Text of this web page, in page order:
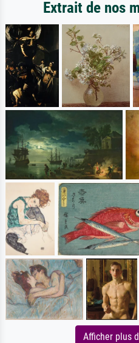
Extrait de nos
Afficher plus